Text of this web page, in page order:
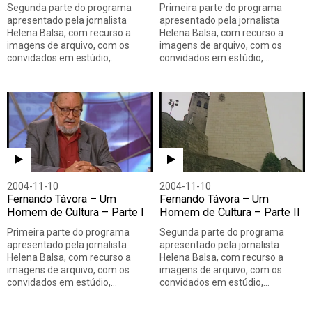
Segunda parte do programa
apresentado pela jornalista
Helena Balsa, com recurso a
imagens de arquivo, com os
convidados em estúdio,…
Primeira parte do programa
apresentado pela jornalista
Helena Balsa, com recurso a
imagens de arquivo, com os
convidados em estúdio,…
2004-11-10
Fernando Távora – Um
Homem de Cultura – Parte I
Primeira parte do programa
apresentado pela jornalista
Helena Balsa, com recurso a
imagens de arquivo, com os
convidados em estúdio,…
2004-11-10
Fernando Távora – Um
Homem de Cultura – Parte II
Segunda parte do programa
apresentado pela jornalista
Helena Balsa, com recurso a
imagens de arquivo, com os
convidados em estúdio,…